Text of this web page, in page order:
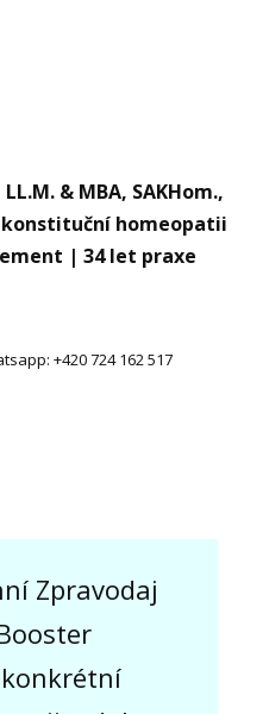
& MBA, SAKHom.,
homeopatii
| 34 let praxe
+420 724 162 517
Zpravodaj